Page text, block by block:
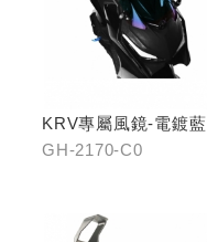
KRV專屬風鏡-電鍍藍
GH-2170-C0